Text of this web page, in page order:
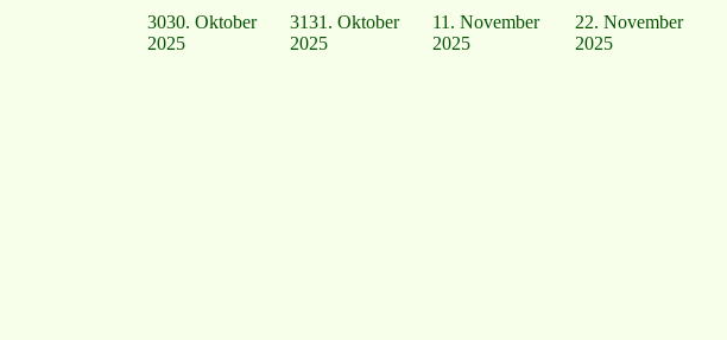
3030. Oktober
2025
3131. Oktober
2025
11. November
2025
22. November
2025